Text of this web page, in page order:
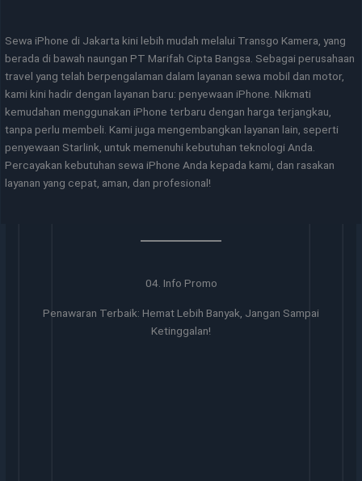
Sewa iPhone di Jakarta kini lebih mudah melalui Transgo Kamera, yang
berada di bawah naungan PT Marifah Cipta Bangsa. Sebagai perusahaan
travel yang telah berpengalaman dalam layanan sewa mobil dan motor,
kami kini hadir dengan layanan baru: penyewaan iPhone. Nikmati
kemudahan menggunakan iPhone terbaru dengan harga terjangkau,
tanpa perlu membeli. Kami juga mengembangkan layanan lain, seperti
penyewaan Starlink, untuk memenuhi kebutuhan teknologi Anda.
Percayakan kebutuhan sewa iPhone Anda kepada kami, dan rasakan
layanan yang cepat, aman, dan profesional!
04. Info Promo
Penawaran Terbaik: Hemat Lebih Banyak, Jangan Sampai
Ketinggalan!